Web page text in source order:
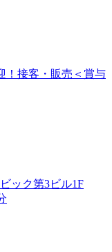
接客・販売＜賞与
ック第3ビル1F